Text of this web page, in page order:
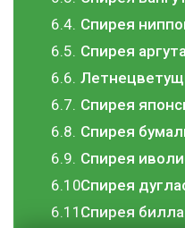
Cпирея
Cпирея
Спирея
Спирея
Спирея
Спирея
Спирея